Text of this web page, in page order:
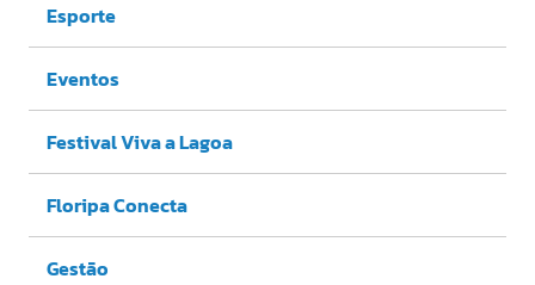
Esporte
Eventos
Festival Viva a Lagoa
Floripa Conecta
Gestão